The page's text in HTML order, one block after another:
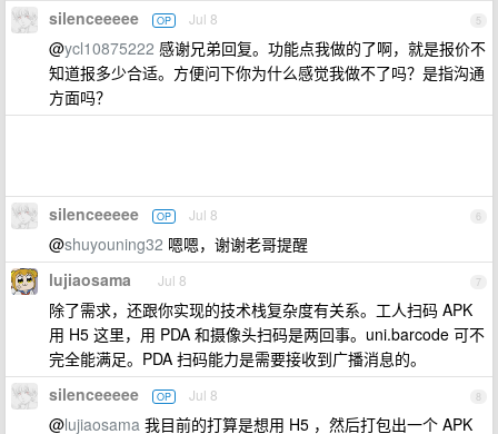
5
silenceeeee OP Jul 8
@ycl10875222 感谢兄弟回复。功能点我做的了啊，就是报价不
知道报多少合适。方便问下你为什么感觉我做不了吗？是指沟通
方面吗？
6
silenceeeee OP Jul 8
@shuyouning32 嗯嗯，谢谢老哥提醒
7
lujiaosama Jul 8
除了需求，还跟你实现的技术栈复杂度有关系。工人扫码 APK
用 H5 这里，用 PDA 和摄像头扫码是两回事。uni.barcode 可不
完全能满足。PDA 扫码能力是需要接收到广播消息的。
8
silenceeeee OP Jul 8
@lujiaosama 我目前的打算是想用 H5 ，然后打包出一个 APK